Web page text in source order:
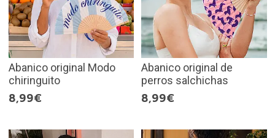
Abanico original Modo
chiringuito
8,99€
Abanico original de
perros salchichas
8,99€